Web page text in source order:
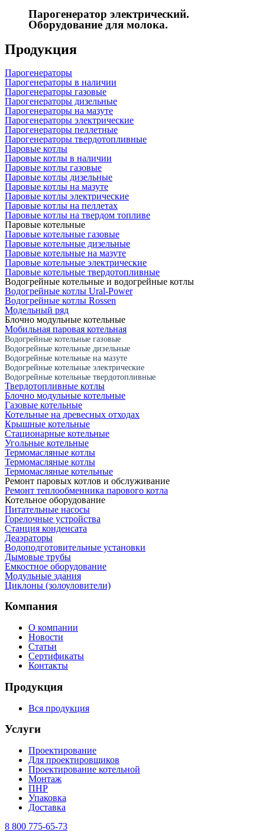
Парогенератор электрический.
Оборудование для молока.
Продукция
Парогенераторы
Парогенераторы в наличии
Парогенераторы газовые
Парогенераторы дизельные
Парогенераторы на мазуте
Парогенераторы электрические
Парогенераторы пеллетные
Парогенераторы твердотопливные
Паровые котлы
Паровые котлы в наличии
Паровые котлы газовые
Паровые котлы дизельные
Паровые котлы на мазуте
Паровые котлы электрические
Паровые котлы на пеллетах
Паровые котлы на твердом топливе
Паровые котельные
Паровые котельные газовые
Паровые котельные дизельные
Паровые котельные на мазуте
Паровые котельные электрические
Паровые котельные твердотопливные
Водогрейные котельные и водогрейные котлы
Водогрейные котлы Ural-Power
Водогрейные котлы Rossen
Модельный ряд
Блочно модульные котельные
Мобильная паровая котельная
Водогрейные котельные газовые
Водогрейные котельные дизельные
Водогрейные котельные на мазуте
Водогрейные котельные электрические
Водогрейные котельные твердотопливные
Твердотопливные котлы
Блочно модульные котельные
Газовые котельные
Котельные на древесных отходах
Крышные котельные
Стационарные котельные
Угольные котельные
Термомасляные котлы
Термомасляные котлы
Термомасляные котельные
Ремонт паровых котлов и обслуживание
Ремонт теплообменника парового котла
Котельное оборудование
Питательные насосы
Горелочные устройства
Станция конденсата
Деаэраторы
Водоподготовительные установки
Дымовые трубы
Емкостное оборудование
Mодульные здания
Циклоны (золоуловители)
Компания
О компании
Новости
Статьи
Сертификаты
Контакты
Продукция
Вся продукция
Услуги
Проектирование
Для проектировщиков
Проектирование котельной
Монтаж
ПНР
Упаковка
Доставка
8 800 775-65-73